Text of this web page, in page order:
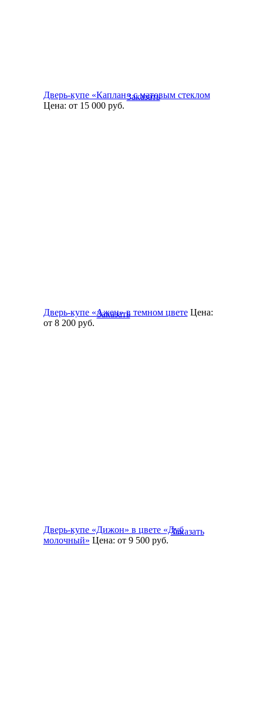
Дверь-купе «Каплан» с матовым стеклом
Цена: от 15 000руб.
Заказать
Дверь-купе «Ажен» в темном цвете Цена:
от 8 200руб.
Заказать
Дверь-купе «Дижон» в цвете «Дуб
молочный» Цена: от 9 500руб.
Заказать